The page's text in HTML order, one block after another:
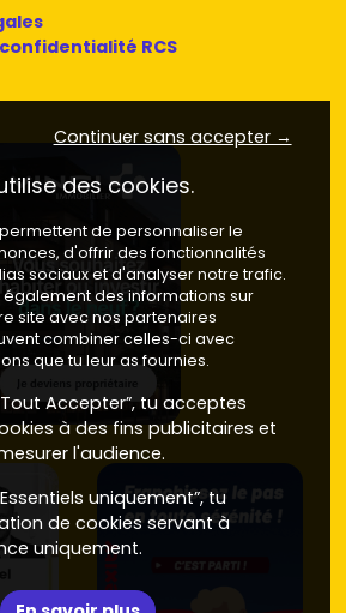
qualité des menuiseries.
d'activités(nord de la commune,
investisseurs, petites surfaces
à 4 700 €/m².
et les charges
entre deux programmes ?
immédiat, la desserte bus et
Et surtout, vérifie les dispos sur
saisir uneunité bien placée
comment arbitrer ton
le charme de l'ancien ou le confort
pour trancher rapidement :
entre 3 900 et 4 800 €/m²
la terrasse, l'étage et la
environnementale.
entre 2 300 et 3 200
selon l'état de l'immeuble et la
RCS
Continuer sans accepter →
des cookies.
de personnaliser le
d'offrir des fonctionnalités
sociaux et d'analyser notre trafic.
des informations sur
site avec nos partenaires
combiner celles-ci avec
que tu leur as fournies.
Accepter”, tu acceptes
à des fins publicitaires et
l'audience.
uniquement”, tu
de cookies servant à
uniquement.